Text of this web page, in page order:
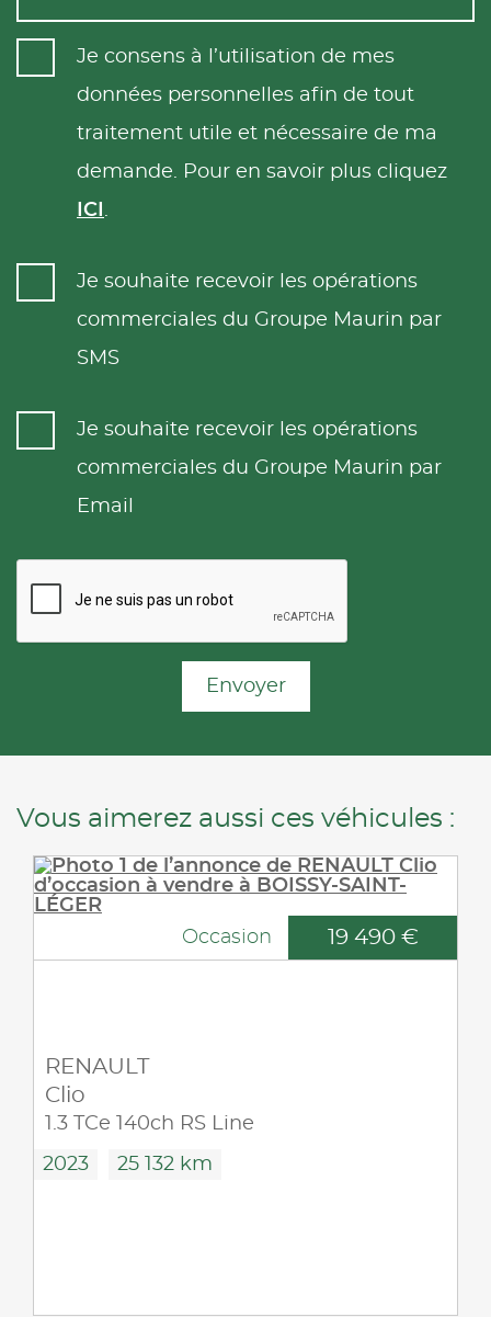
Je consens à l’utilisation de mes
données personnelles afin de tout
traitement utile et nécessaire de ma
demande. Pour en savoir plus cliquez
ICI .
Je souhaite recevoir les opérations
commerciales du Groupe Maurin par
SMS
Je souhaite recevoir les opérations
commerciales du Groupe Maurin par
Email
Envoyer
Vous aimerez aussi ces véhicules :
Occasion 19 490 €
RENAULT
Clio
1.3 TCe 140ch RS Line
2023 25 132 km